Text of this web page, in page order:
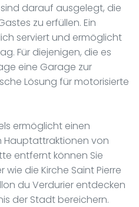
darauf ausgelegt, die
zu erfüllen. Ein
serviert und ermöglicht
Für diejenigen, die es
eine Garage zur
Lösung für motorisierte
ermöglicht einen
Hauptattraktionen von
entfernt können Sie
die Kirche Saint Pierre
du Verdurier entdecken
der Stadt bereichern.